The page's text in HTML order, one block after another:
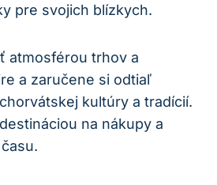
pre svojich blízkych.
atmosférou trhov a
a zaručene si odtiaľ
kultúry a tradícií.
na nákupy a